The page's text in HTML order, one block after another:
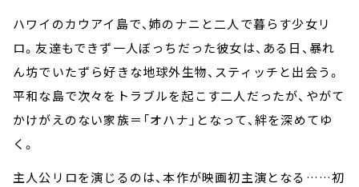
ハワイのカウアイ島で、姉のナニと二人で暮らす少女リ
ロ。友達もできず一人ぼっちだった彼女は、ある日、暴れ
ん坊でいたずら好きな地球外生物、スティッチと出会う。
平和な島で次々をトラブルを起こす二人だったが、やがて
かけがえのない家族＝「オハナ」となって、絆を深めてゆ
く。
主人公リロを演じるのは、本作が映画初主演となる……初